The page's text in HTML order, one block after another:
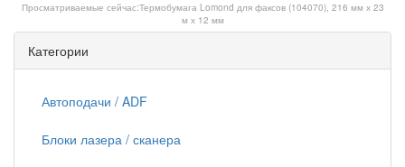
Просматриваемые сейчас:Термобумага Lomond для факсов (104070), 216 мм х 23
м х 12 мм
Категории
Автоподачи / ADF
Блоки лазера / сканера